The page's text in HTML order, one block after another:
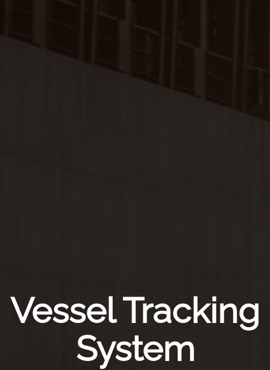
Vessel Tracking
System